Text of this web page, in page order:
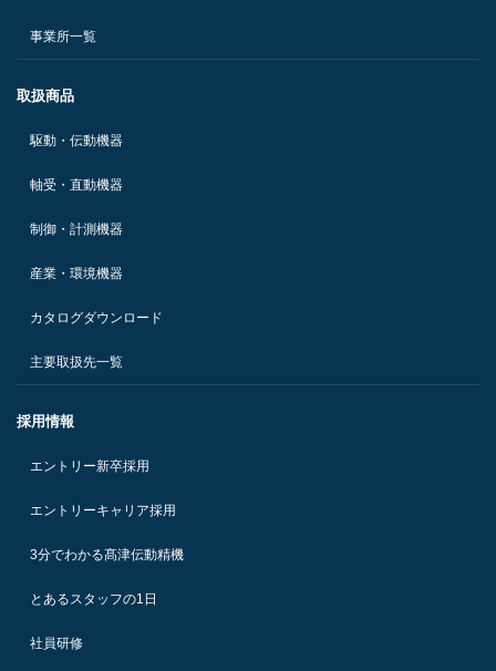
事業所一覧
取扱商品
駆動・伝動機器
軸受・直動機器
制御・計測機器
産業・環境機器
カタログダウンロード
主要取扱先一覧
採用情報
エントリー新卒採用
エントリーキャリア採用
3分でわかる髙津伝動精機
とあるスタッフの1日
社員研修